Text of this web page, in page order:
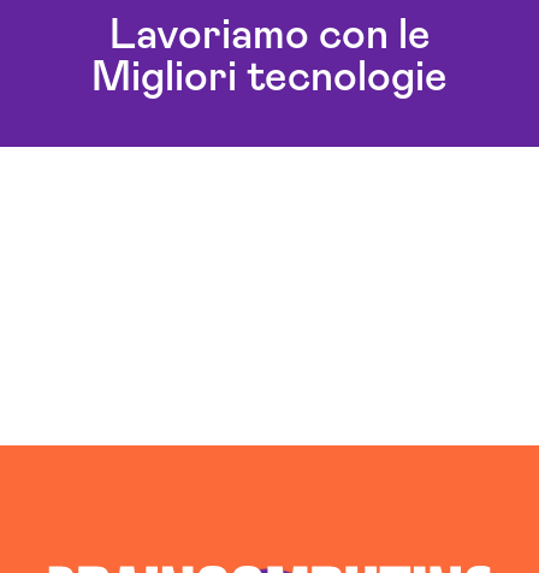
Soluzioni Cloud Palermo
Lavoriamo con le
Migliori tecnologie